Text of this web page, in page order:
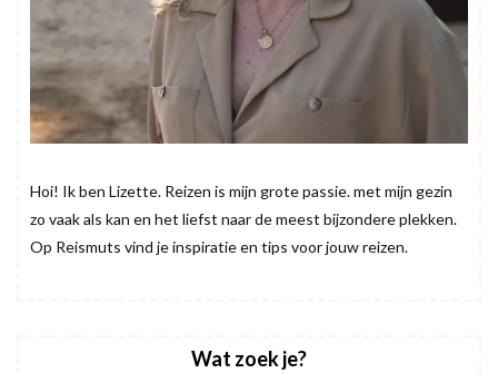
Hoi! Ik ben Lizette. Reizen is mijn grote passie. met mijn gezin
zo vaak als kan en het liefst naar de meest bijzondere plekken.
Op Reismuts vind je inspiratie en tips voor jouw reizen.
Wat zoek je?